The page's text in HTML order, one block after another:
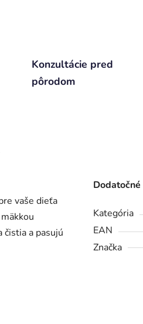
Konzultácie pred
pôrodom
vaše dieťa
a pasujú
Kategória
EAN
Značka